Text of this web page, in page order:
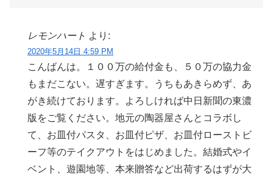
レモンハート より:
2020年5月14日 4:59 PM
こんばんは。１００万の給付金も、５０万の協力金
もまだこない。遅すぎます。うちもあきらめず、あ
がき続けております。よろしければ中日新聞の東濃
版をご覧ください。地元の陶器屋さんとコラボし
て、お皿付パスタ、お皿付ピザ、お皿付ローストビ
ーフ等のテイクアウトをはじめました。結婚式やイ
ベント、遊園地等、本来贈答など出荷するはずが大